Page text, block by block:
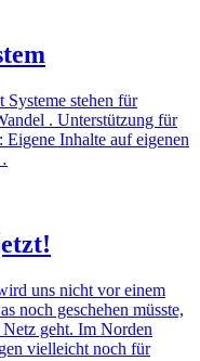
Systeme stehen für
. Unterstützung für
Inhalte auf eigenen
uns nicht vor einem
noch geschehen müsste,
geht. Im Norden
vielleicht noch für